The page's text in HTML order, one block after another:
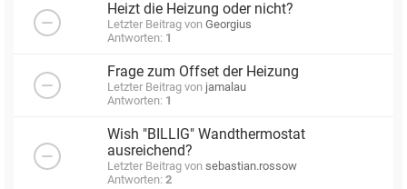
Heizt die Heizung oder nicht?
Letzter Beitrag von Georgius
Antworten: 1
Frage zum Offset der Heizung
Letzter Beitrag von jamalau
Antworten: 1
Wish "BILLIG" Wandthermostat
ausreichend?
Letzter Beitrag von sebastian.rossow
Antworten: 2